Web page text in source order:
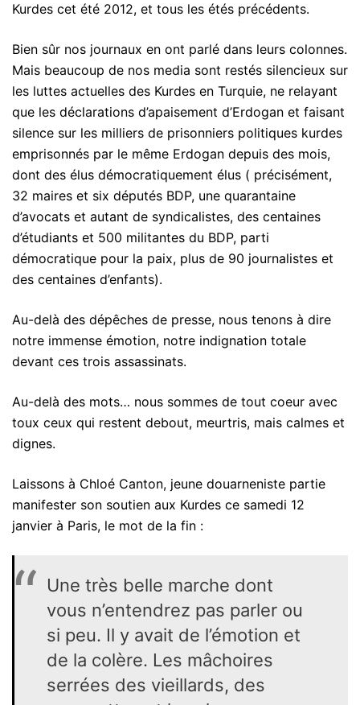
Kurdes cet été 2012, et tous les étés précédents.
Bien sûr nos journaux en ont parlé dans leurs colonnes.
Mais beaucoup de nos media sont restés silencieux sur
les luttes actuelles des Kurdes en Turquie, ne relayant
que les déclarations d’apaisement d’Erdogan et faisant
silence sur les milliers de prisonniers politiques kurdes
emprisonnés par le même Erdogan depuis des mois,
dont des élus démocratiquement élus ( précisément,
32 maires et six députés BDP, une quarantaine
d’avocats et autant de syndicalistes, des centaines
d’étudiants et 500 militantes du BDP, parti
démocratique pour la paix, plus de 90 journalistes et
des centaines d’enfants).
Au-delà des dépêches de presse, nous tenons à dire
notre immense émotion, notre indignation totale
devant ces trois assassinats.
Au-delà des mots… nous sommes de tout coeur avec
toux ceux qui restent debout, meurtris, mais calmes et
dignes.
Laissons à Chloé Canton, jeune douarneniste partie
manifester son soutien aux Kurdes ce samedi 12
janvier à Paris, le mot de la fin :
Une très belle marche dont
vous n’entendrez pas parler ou
si peu. Il y avait de l’émotion et
de la colère. Les mâchoires
serrées des vieillards, des